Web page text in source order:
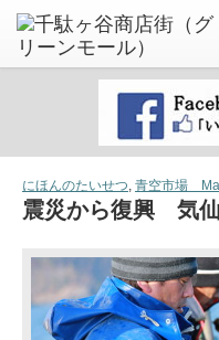
にほんのたいせつ, 青空市場
震災から復興 気